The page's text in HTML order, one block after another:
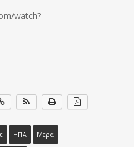
watch?
ΗΠΑ Μέρα